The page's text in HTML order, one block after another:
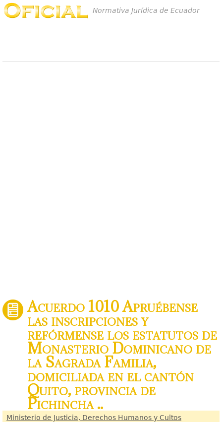
Normativa Jurídica de Ecuador
Acuerdo 1010 Apruébense
las inscripciones y
refórmense los estatutos de
Monasterio Dominicano de
la Sagrada Familia,
domiciliada en el cantón
Quito, provincia de
Pichincha ..
Ministerio de Justicia, Derechos Humanos y Cultos